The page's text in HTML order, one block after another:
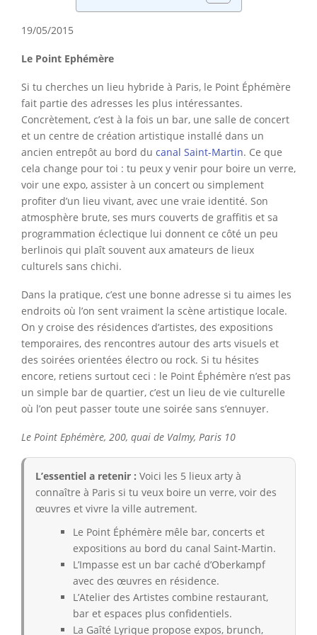
19/05/2015
Le Point Ephémère
Si tu cherches un lieu hybride à Paris, le Point Éphémère
fait partie des adresses les plus intéressantes.
Concrètement, c’est à la fois un bar, une salle de concert
et un centre de création artistique installé dans un
ancien entrepôt au bord du canal Saint-Martin. Ce que
cela change pour toi : tu peux y venir pour boire un verre,
voir une expo, assister à un concert ou simplement
profiter d’un lieu vivant, avec une vraie identité. Son
atmosphère brute, ses murs couverts de graffitis et sa
programmation éclectique lui donnent ce côté un peu
berlinois qui plaît souvent aux amateurs de lieux
culturels sans chichi.
Dans la pratique, c’est une bonne adresse si tu aimes les
endroits où l’on sent vraiment la scène artistique locale.
On y croise des résidences d’artistes, des expositions
temporaires, des rencontres autour des arts visuels et
des soirées orientées électro ou rock. Si tu hésites
encore, retiens surtout ceci : le Point Éphémère n’est pas
un simple bar de quartier, c’est un lieu de vie culturelle
où l’on peut passer toute une soirée sans s’ennuyer.
Le Point Ephémère, 200, quai de Valmy, Paris 10
L’essentiel a retenir : Voici les 5 lieux arty à
connaître à Paris si tu veux boire un verre, voir des
œuvres et vivre la ville autrement.
Le Point Éphémère mêle bar, concerts et
expositions au bord du canal Saint-Martin.
L’Impasse est un bar caché d’Oberkampf
avec des œuvres en résidence.
L’Atelier des Artistes combine restaurant,
bar et espaces plus confidentiels.
La Gaîté Lyrique propose expos, brunch,